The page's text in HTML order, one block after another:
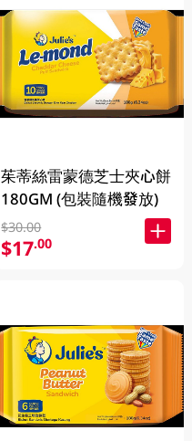
茱蒂絲雷蒙德芝士夾心餅
180GM (包裝隨機發放)
$30.00
$17.00